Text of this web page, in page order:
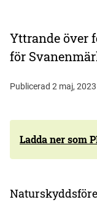
Yttrande över
för
Publicerad 2 maj, 2023
Ladda ner som